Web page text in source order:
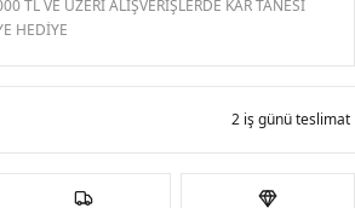
TL VE ÜZERİ ALIŞVERİŞLERDE KAR TANESİ
HEDİYE
2 iş günü teslimat